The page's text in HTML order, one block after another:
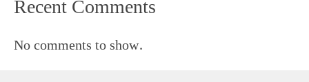
Recent Comments
No comments to show.